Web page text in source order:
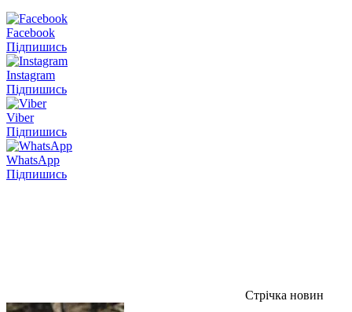
Facebook
Підпишись
Instagram
Підпишись
Viber
Підпишись
WhatsApp
Підпишись
Стрічка новин